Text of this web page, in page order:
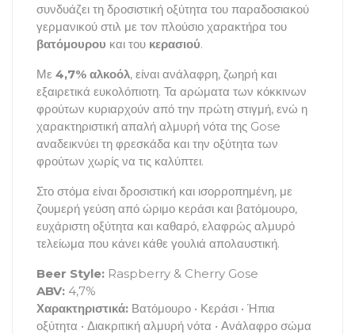
συνδυάζει τη δροσιστική οξύτητα του παραδοσιακού
γερμανικού στιλ με τον πλούσιο χαρακτήρα του
βατόμουρου και του κερασιού.
Με 4,7% αλκοόλ, είναι ανάλαφρη, ζωηρή και
εξαιρετικά ευκολόπιοτη. Τα αρώματα των κόκκινων
φρούτων κυριαρχούν από την πρώτη στιγμή, ενώ η
χαρακτηριστική απαλή αλμυρή νότα της Gose
αναδεικνύει τη φρεσκάδα και την οξύτητα των
φρούτων χωρίς να τις καλύπτει.
Στο στόμα είναι δροσιστική και ισορροπημένη, με
ζουμερή γεύση από ώριμο κεράσι και βατόμουρο,
ευχάριστη οξύτητα και καθαρό, ελαφρώς αλμυρό
τελείωμα που κάνει κάθε γουλιά απολαυστική.
Beer Style: Raspberry & Cherry Gose
ABV: 4,7%
Χαρακτηριστικά: Βατόμουρο • Κεράσι • Ήπια
οξύτητα • Διακριτική αλμυρή νότα • Ανάλαφρο σώμα